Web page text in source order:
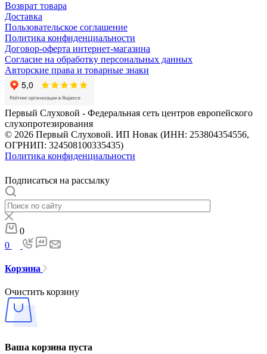
Возврат товара
Доставка
Пользовательское соглашение
Политика конфиденциальности
Договор-оферта интернет-магазина
Согласие на обработку персональных данных
Авторские права и товарные знаки
Первый Слуховой - Федеральная сеть центров европейского
слухопротезирования
© 2026 Первый Слуховой. ИП Новак (ИНН: 253804354556,
ОГРНИП: 324508100335435)
Политика конфиденциальности
Подписаться на рассылку
0
0
Корзина
Очистить корзину
Ваша корзина пуста